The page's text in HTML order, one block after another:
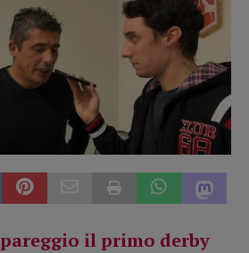
pareggio il primo derby